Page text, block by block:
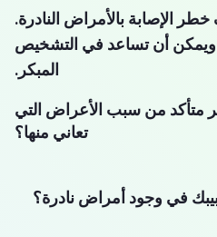
الإصابة بالأمراض النادرة.
أن تساعد في التشخيص
المبكر.
من سبب الأعراض التي
تعاني منها؟
في وجود أمراض نادرة؟